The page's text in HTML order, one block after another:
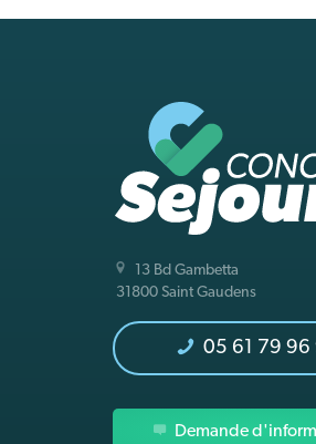
13 Bd Gambetta
31800 Saint Gaudens
05 61 79 96
Demande